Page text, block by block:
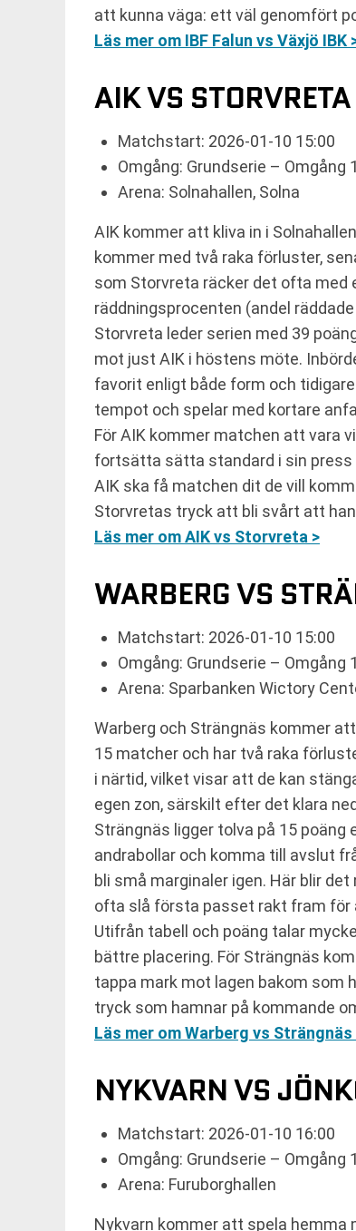
att kunna väga: ett väl genomfört
Läs mer om IBF Falun vs Växjö IBK
AIK VS STORVRETA
Matchstart: 2026-01-10 15:00
Omgång: Grundserie – Omgång
Arena: Solnahallen, Solna
AIK kommer att kliva in i
kommer med två raka förluster,
som Storvreta räcker det ofta med
räddningsprocenten (andel
Storvreta leder serien med 39
mot just AIK i höstens möte.
favorit enligt både form och
tempot och spelar med kortare
För AIK kommer matchen att vara
fortsätta sätta standard i sin press
AIK ska få matchen dit de vill
Storvretas tryck att bli svårt att
Läs mer om AIK vs Storvreta >
WARBERG VS
Matchstart: 2026-01-10 15:00
Omgång: Grundserie – Omgång
Arena: Sparbanken Wictory
Warberg och Strängnäs kommer
15 matcher och har två raka
i närtid, vilket visar att de kan
egen zon, särskilt efter det klara
Strängnäs ligger tolva på 15
andrabollar och komma till avslut
bli små marginaler igen. Här blir
ofta slå första passet rakt fram
Utifrån tabell och poäng talar
bättre placering. För Strängnäs
tappa mark mot lagen bakom som
tryck som hamnar på kommande
Läs mer om Warberg vs Strängnäs
NYKVARN VS
Matchstart: 2026-01-10 16:00
Omgång: Grundserie – Omgång
Arena: Furuborghallen
Nykvarn kommer att spela hemma